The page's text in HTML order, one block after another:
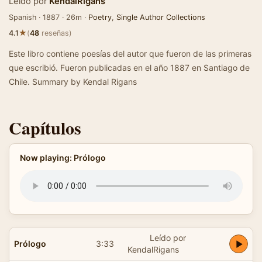
Spanish · 1887 · 26m · Poetry, Single Author Collections
4.1★(48 reseñas)
Este libro contiene poesías del autor que fueron de las primeras
que escribió. Fueron publicadas en el año 1887 en Santiago de
Chile. Summary by Kendal Rigans
Capítulos
Now playing: Prólogo
Prólogo 3:33
Leído por
KendalRigans